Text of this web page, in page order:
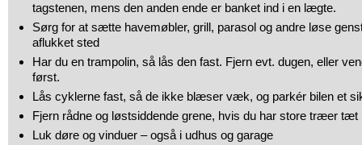
tagstenen, mens den anden ende er banket ind i en lægte.
Sørg for at sætte havemøbler, grill, parasol og andre løse
aflukket sted
Har du en trampolin, så lås den fast. Fjern evt. dugen, eller
først.
Lås cyklerne fast, så de ikke blæser væk, og parkér bilen et
Fjern rådne og løstsiddende grene, hvis du har store træer tæt
Luk døre og vinduer – også i udhus og garage